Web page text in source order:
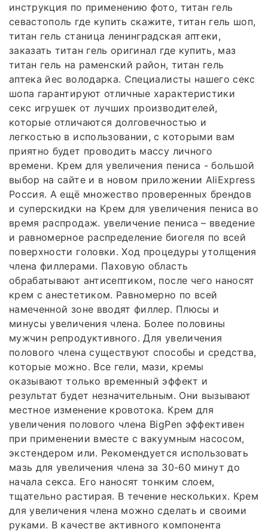
инструкция по применению фото, титан гель
севастополь где купить скажите, титан гель шоп,
титан гель станица ленинградская аптеки,
заказать титан гель оригинал где купить, маз
титан гель на раменский район, титан гель
аптека йес володарка. Специалисты нашего секс
шопа гарантируют отличные характеристики
секс игрушек от лучших производителей,
которые отличаются долговечностью и
легкостью в использовании, с которыми вам
приятно будет проводить массу личного
времени. Крем для увеличения пениса - большой
выбор на сайте и в новом приложении AliExpress
Россия. А ещё множество проверенных брендов
и суперскидки на Крем для увеличения пениса во
время распродаж. увеличение пениса – введение
и равномерное распределение биогеля по всей
поверхности головки. Ход процедуры утолщения
члена филлерами. Паховую область
обрабатывают антисептиком, после чего наносят
крем с анестетиком. Равномерно по всей
намеченной зоне вводят филлер. Плюсы и
минусы увеличения члена. Более половины
мужчин репродуктивного. Для увеличения
полового члена существуют способы и средства,
которые можно. Все гели, мази, кремы
оказывают только временный эффект и
результат будет незначительным. Они вызывают
местное изменение кровотока. Крем для
увеличения полового члена BigPen эффективен
при применении вместе с вакуумным насосом,
экстендером или. Рекомендуется использовать
мазь для увеличения члена за 30-60 минут до
начала секса. Его наносят тонким слоем,
тщательно растирая. В течение нескольких. Крем
для увеличения члена можно сделать и своими
руками. В качестве активного компонента